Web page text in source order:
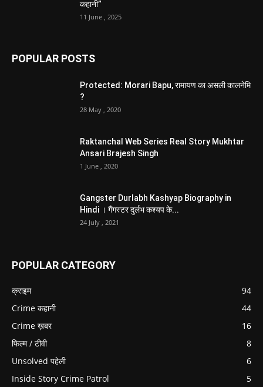
कहानी”
11 June , 2025
POPULAR POSTS
Protected: Morari Bapu, रामायण का असली कालनेमि
?
28 May , 2020
Raktanchal Web Series Real Story Mukhtar
Ansari Brajesh Singh
1 June , 2020
Gangster Durlabh Kashyap Biography in
Hindi । गैंगस्टर दुर्लभ कश्यप के...
24 July , 2021
POPULAR CATEGORY
क्राइम
94
Crime कहानी
44
Crime ख़बर
16
फिल्म / टीवी
8
Unsolved पहेली
6
Inside Story Crime Patrol
5